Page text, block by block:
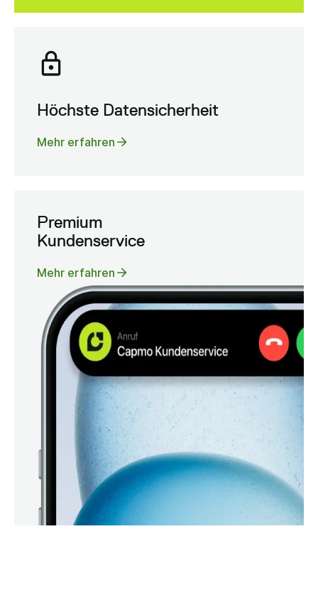
Höchste Datensicherheit
Mehr erfahren
Premium
Kundenservice
Mehr erfahren